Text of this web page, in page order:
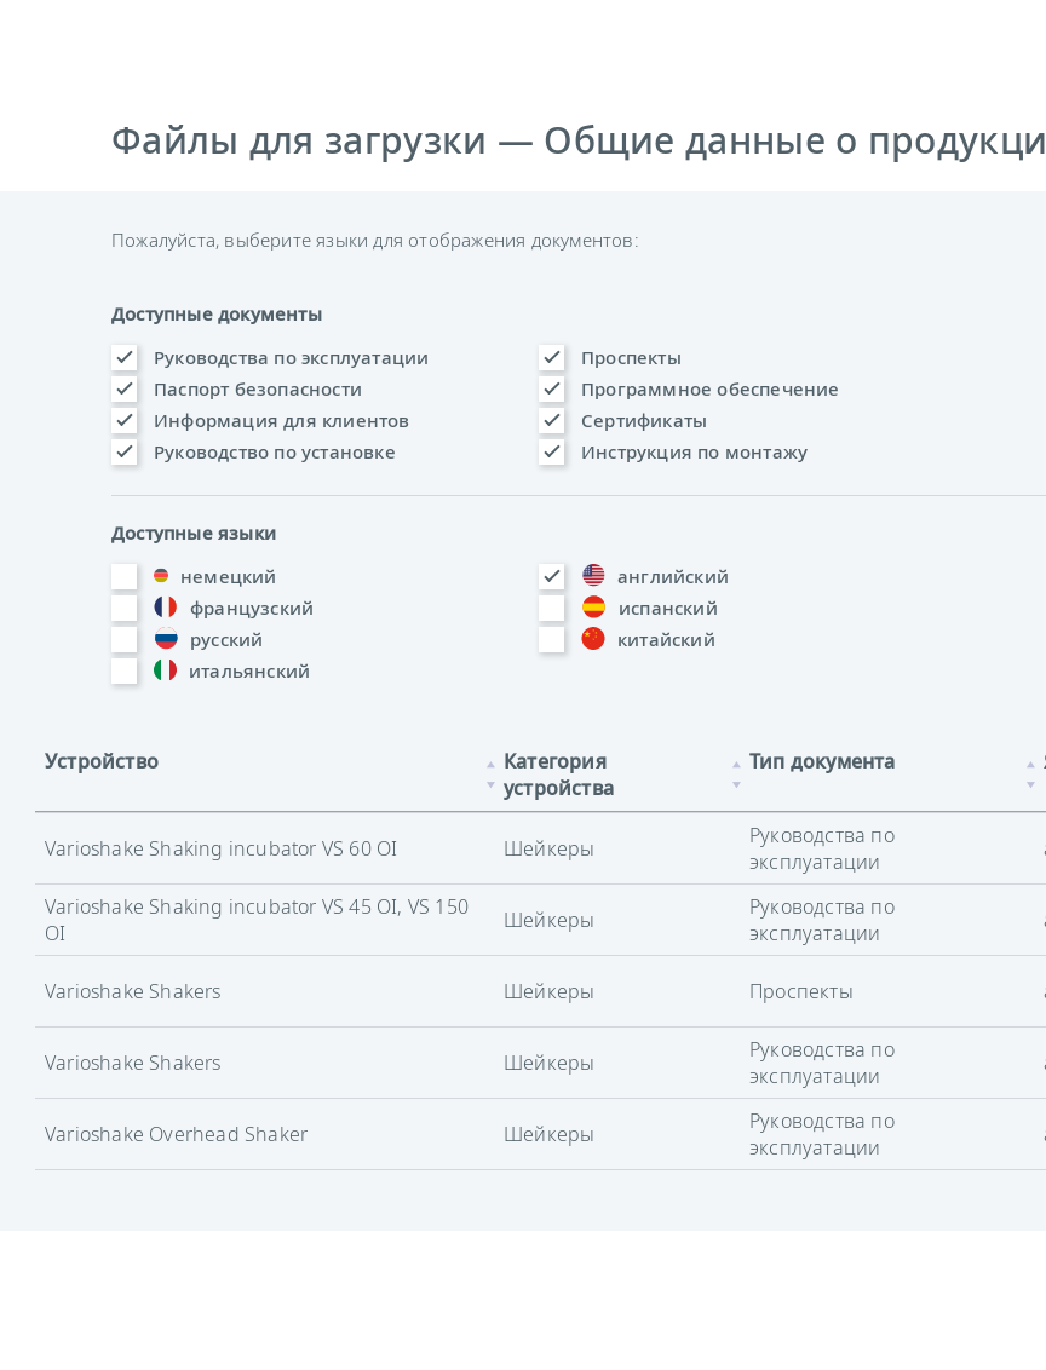
Файлы для загрузки — Общие данные о
Пожалуйста, выберите языки для отображения документов:
Доступные документы
Руководства по эксплуатации
Проспекты
Паспорт безопасности
Программное обеспечение
Информация для клиентов
Сертификаты
Руководство по установке
Инструкция по монтажу
Доступные языки
немецкий
английский
французский
испанский
русский
китайский
итальянский
Устройство
Категория
устройства
Тип документа
Varioshake Shaking incubator VS 60 OI Шейкеры
Руководства по
эксплуатации
Varioshake Shaking incubator VS 45 OI, VS 150
OI
Шейкеры
Руководства по
эксплуатации
Varioshake Shakers Шейкеры Проспекты
Varioshake Shakers Шейкеры
Руководства по
эксплуатации
Varioshake Overhead Shaker Шейкеры
Руководства по
эксплуатации